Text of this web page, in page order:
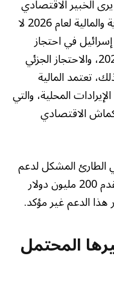
الخبير الاقتصادي
مؤيد عفانة أن المؤشرات الاقتصادية والمالية لعام 2026 لا
في احتجاز
جميع إيرادات المقاصة منذ مايو 2025، والاحتجاز الجزئي
ونتيجة لذلك، تعتمد المالية
المحلية، والتي
الاقتصادي
الطارئ المشكل لدعم
الخزينة العامة كان من المتوقع أن يقدم 200 مليون دولار
الدعم غير مؤكد.
المحتمل